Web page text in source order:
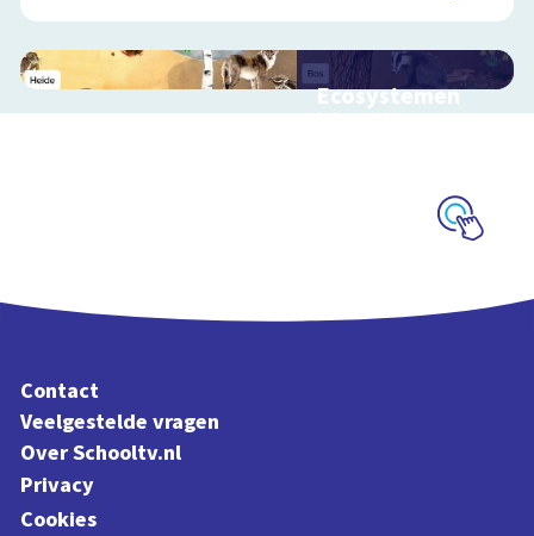
Ecosystemen
Interactieve
Contact
Veelgestelde vragen
Over Schooltv.nl
Privacy
Cookies